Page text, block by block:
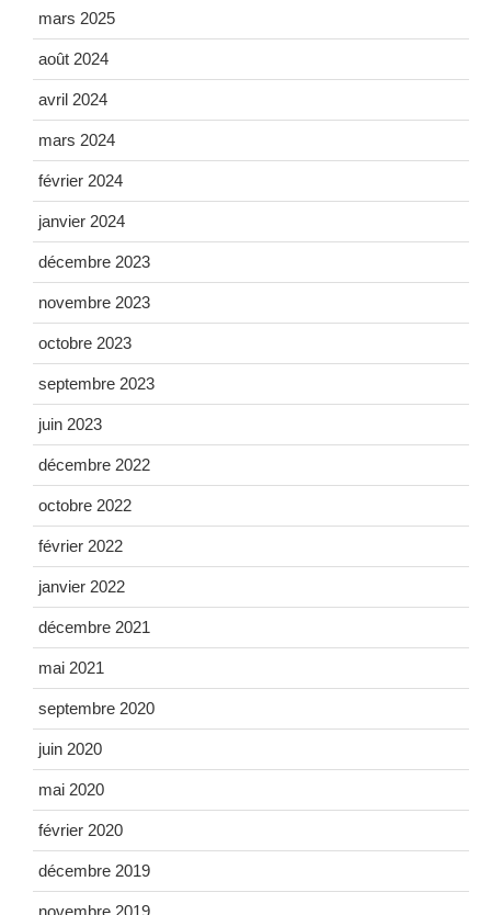
mars 2025
août 2024
avril 2024
mars 2024
février 2024
janvier 2024
décembre 2023
novembre 2023
octobre 2023
septembre 2023
juin 2023
décembre 2022
octobre 2022
février 2022
janvier 2022
décembre 2021
mai 2021
septembre 2020
juin 2020
mai 2020
février 2020
décembre 2019
novembre 2019